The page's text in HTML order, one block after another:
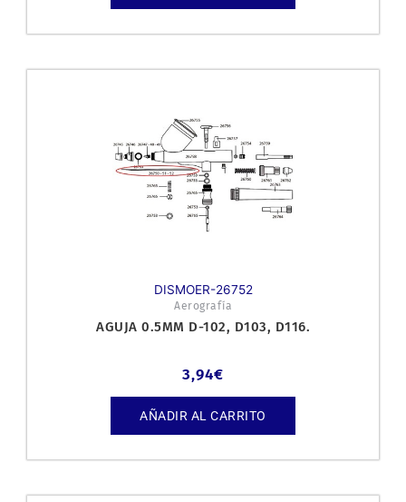
DISMOER-26752
Aerografía
AGUJA 0.5MM D-102, D103, D116.
3,94€
AÑADIR AL CARRITO